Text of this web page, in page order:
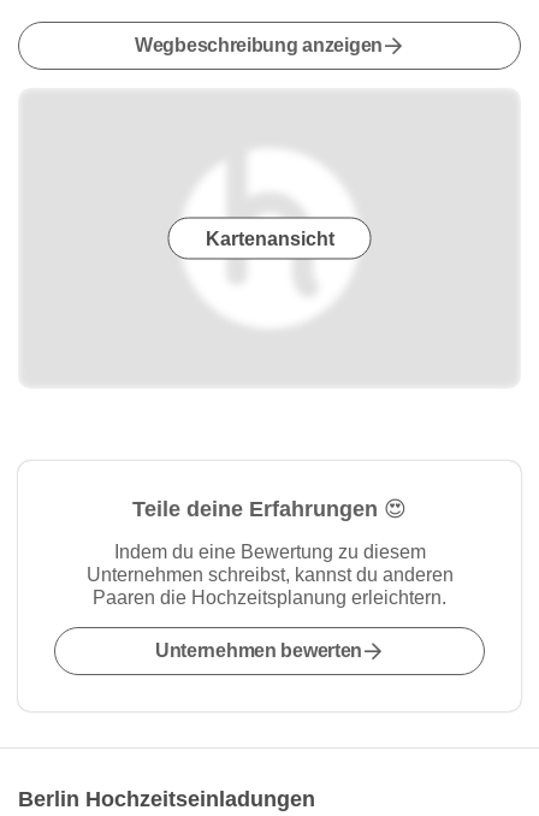
Wegbeschreibung anzeigen
Kartenansicht
Teile deine Erfahrungen 😍
Indem du eine Bewertung zu diesem
Unternehmen schreibst, kannst du anderen
Paaren die Hochzeitsplanung erleichtern.
Unternehmen bewerten
Berlin Hochzeitseinladungen